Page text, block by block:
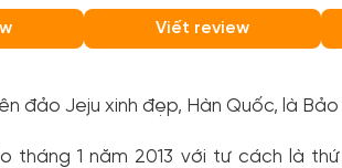
Viết review
đảo Jeju xinh đẹp, Hàn Quốc, là
1 năm 2013 với tư cách là